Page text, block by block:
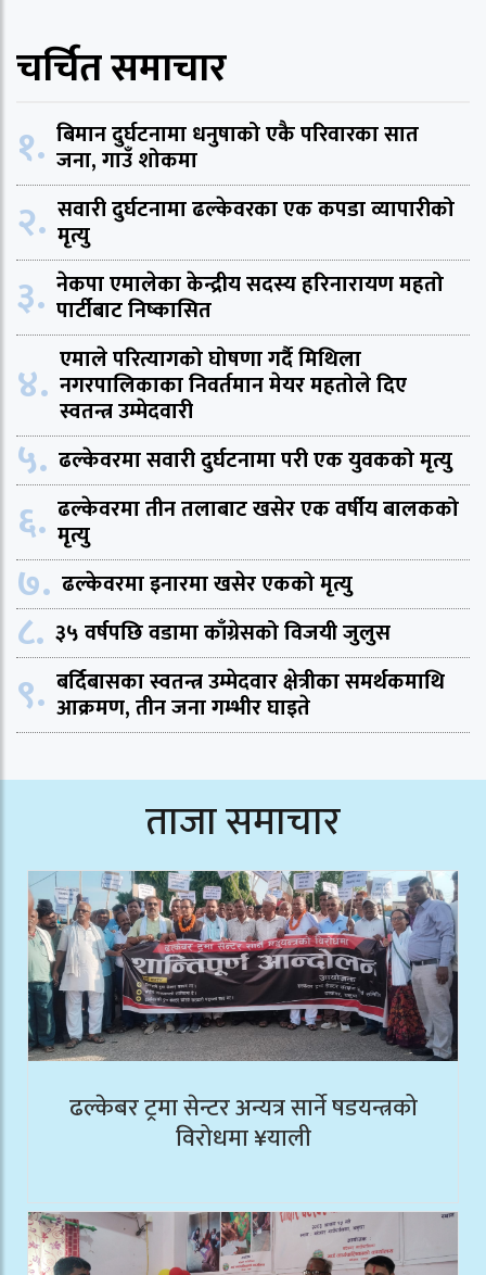
चर्चित समाचार
१. बिमान दुर्घटनामा धनुषाको एकै परिवारका सात
जना, गाउँ शोकमा
२. सवारी दुर्घटनामा ढल्केवरका एक कपडा व्यापारीको
मृत्यु
३. नेकपा एमालेका केन्द्रीय सदस्य हरिनारायण महतो
पार्टीबाट निष्कासित
४. एमाले परित्यागको घोषणा गर्दै मिथिला
नगरपालिकाका निवर्तमान मेयर महतोले दिए
स्वतन्त्र उम्मेदवारी
५. ढल्केवरमा सवारी दुर्घटनामा परी एक युवकको मृत्यु
६. ढल्केवरमा तीन तलाबाट खसेर एक वर्षीय बालकको
मृत्यु
७. ढल्केवरमा इनारमा खसेर एकको मृत्यु
८. ३५ वर्षपछि वडामा काँग्रेसको विजयी जुलुस
९. बर्दिबासका स्वतन्त्र उम्मेदवार क्षेत्रीका समर्थकमाथि
आक्रमण, तीन जना गम्भीर घाइते
ताजा समाचार
ढल्केबर ट्रमा सेन्टर अन्यत्र सार्ने षडयन्त्रको
विरोधमा ¥याली